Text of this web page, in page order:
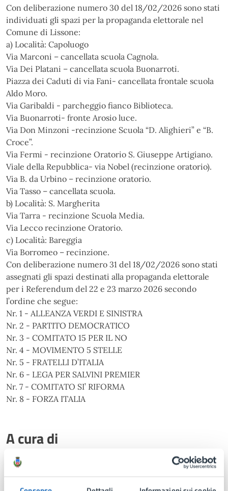
Con deliberazione numero 30 del 18/02/2026 sono stati
individuati gli spazi per la propaganda elettorale nel
Comune di Lissone:
a) Località: Capoluogo
Via Marconi – cancellata scuola Cagnola.
Via Dei Platani – cancellata scuola Buonarroti.
Piazza dei Caduti di via Fani- cancellata frontale scuola
Aldo Moro.
Via Garibaldi - parcheggio fianco Biblioteca.
Via Buonarroti- fronte Arosio luce.
Via Don Minzoni -recinzione Scuola “D. Alighieri” e “B.
Croce”.
Via Fermi - recinzione Oratorio S. Giuseppe Artigiano.
Viale della Repubblica- via Nobel (recinzione oratorio).
Via B. da Urbino – recinzione oratorio.
Via Tasso – cancellata scuola.
b) Località: S. Margherita
Via Tarra - recinzione Scuola Media.
Via Lecco recinzione Oratorio.
c) Località: Bareggia
Via Borromeo – recinzione.
Con deliberazione numero 31 del 18/02/2026 sono stati
assegnati gli spazi destinati alla propaganda elettorale
per i Referendum del 22 e 23 marzo 2026 secondo
l’ordine che segue:
Nr. 1 - ALLEANZA VERDI E SINISTRA
Nr. 2 - PARTITO DEMOCRATICO
Nr. 3 - COMITATO 15 PER IL NO
Nr. 4 - MOVIMENTO 5 STELLE
Nr. 5 - FRATELLI D’ITALIA
Nr. 6 - LEGA PER SALVINI PREMIER
Nr. 7 - COMITATO SI’ RIFORMA
Nr. 8 - FORZA ITALIA
A cura di
Elettorale e Leva
Via Gramsci 21, Lissone (MB), 20851